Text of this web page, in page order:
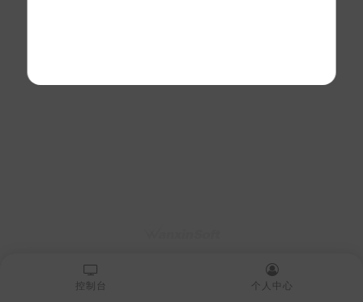
控制台 个人中心